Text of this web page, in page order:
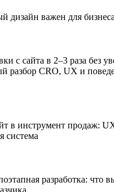
дизайн важен для бизнеса
с сайта в 2–3 раза без
разбор CRO, UX и
в инструмент продаж:
система
разработка: что